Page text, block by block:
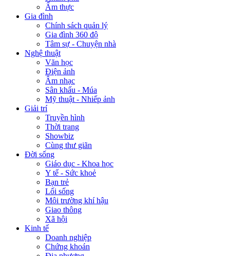
Ẩm thực
Gia đình
Chính sách quản lý
Gia đình 360 độ
Tâm sự - Chuyện nhà
Nghệ thuật
Văn học
Điện ảnh
Âm nhạc
Sân khấu - Múa
Mỹ thuật - Nhiếp ảnh
Giải trí
Truyền hình
Thời trang
Showbiz
Cùng thư giãn
Đời sống
Giáo dục - Khoa học
Y tế - Sức khoẻ
Bạn trẻ
Lối sống
Môi trường khí hậu
Giao thông
Xã hội
Kinh tế
Doanh nghiệp
Chứng khoán